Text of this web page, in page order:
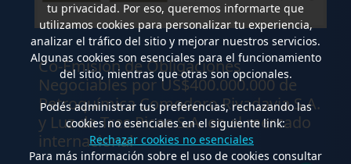
.
Co-Emisión de Obligaciones
Negociables por US$400.000.000 de
Petroquímica Comodoro Rivadavia S.A.
y Luz de Tres Picos S.A. en el mercado
internacional
tu privacidad. Por eso, queremos informarte que
utilizamos cookies para personalizar tu experiencia,
analizar el tráfico del sitio y mejorar nuestros servicios.
Algunas cookies son esenciales para el funcionamiento
del sitio, mientras que otras son opcionales.
Podés administrar tus preferencias, rechazando las
cookies no esenciales en el siguiente link:
Rechazar cookies no esenciales
Para más información sobre el uso de cookies consultar